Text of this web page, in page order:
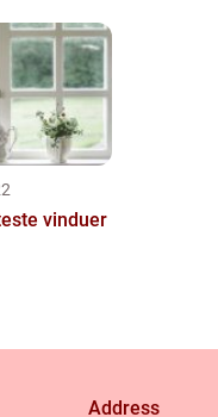
vinduer
Address